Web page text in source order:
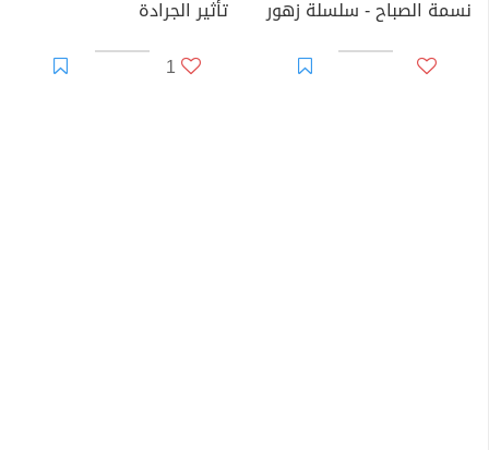
نسمة الصباح - سلسلة زهور
تأثير الجرادة
1